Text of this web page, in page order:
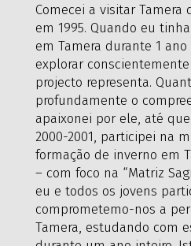
Comecei a visitar
em 1995. Quando eu
em Tamera durante 1
explorar
projecto representa.
profundamente o
apaixonei por ele, até
2000-2001, participei na
formação de inverno em
– com foco na “Matriz
eu e todos os jovens
comprometemo-nos a
Tamera, estudando com